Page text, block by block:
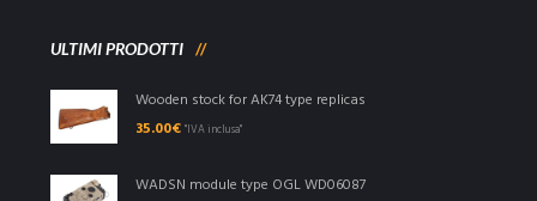
ULTIMI PRODOTTI
Wooden stock for AK74 type replicas
35.00€ "IVA inclusa"
WADSN module type OGL WD06087